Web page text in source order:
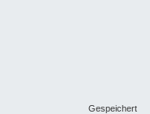
Gespeichert